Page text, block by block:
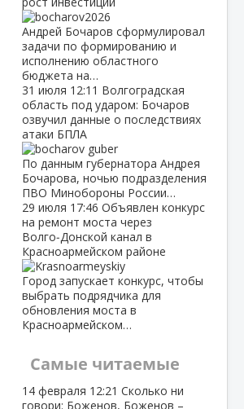
Андрей Бочаров сформулировал
задачи по формированию и
исполнению областного
бюджета на…
31 июля 12:11 Волгоградская
область под ударом: Бочаров
озвучил данные о последствиях
атаки БПЛА
По данным губернатора Андрея
Бочарова, ночью подразделения
ПВО Минобороны России…
29 июля 17:46 Объявлен конкурс
на ремонт моста через
Волго‑Донской канал в
Красноармейском районе
Город запускает конкурс, чтобы
выбрать подрядчика для
обновления моста в
Красноармейском…
Самые читаемые
14 февраля 12:21 Сколько ни
говори: Боженов, Боженов –